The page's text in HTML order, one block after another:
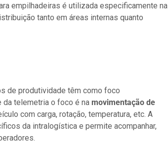
empilhadeiras é utilizada especificamente na
tanto em áreas internas quanto
de produtividade têm como foco
telemetria o foco é na movimentação de
com carga, rotação, temperatura, etc. A
da intralogística e permite acompanhar,